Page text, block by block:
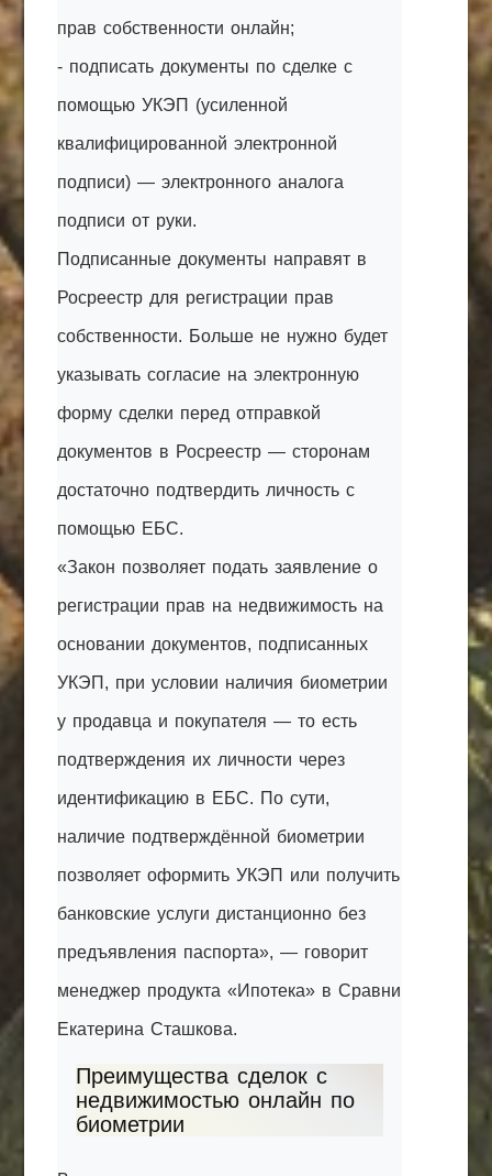
прав собственности онлайн;
- подписать документы по сделке с
помощью УКЭП (усиленной
квалифицированной электронной
подписи) — электронного аналога
подписи от руки.
Подписанные документы направят в
Росреестр для регистрации прав
собственности. Больше не нужно будет
указывать согласие на электронную
форму сделки перед отправкой
документов в Росреестр — сторонам
достаточно подтвердить личность с
помощью ЕБС.
«Закон позволяет подать заявление о
регистрации прав на недвижимость на
основании документов, подписанных
УКЭП, при условии наличия биометрии
у продавца и покупателя — то есть
подтверждения их личности через
идентификацию в ЕБС. По сути,
наличие подтверждённой биометрии
позволяет оформить УКЭП или получить
банковские услуги дистанционно без
предъявления паспорта», — говорит
менеджер продукта «Ипотека» в Сравни
Екатерина Сташкова.
Преимущества сделок с
недвижимостью онлайн по
биометрии